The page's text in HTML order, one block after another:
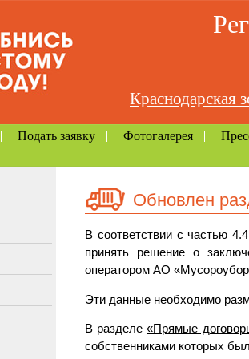
Краснодарская
Подать заявку Фотогалерея
Обновлен
В соответствии с частью
принять решение о
оператором АО
Эти данные необходимо
В разделе«Прямые
собственниками которых